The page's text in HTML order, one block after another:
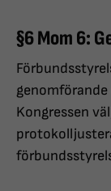
§6 Mom 6:
Kongressen